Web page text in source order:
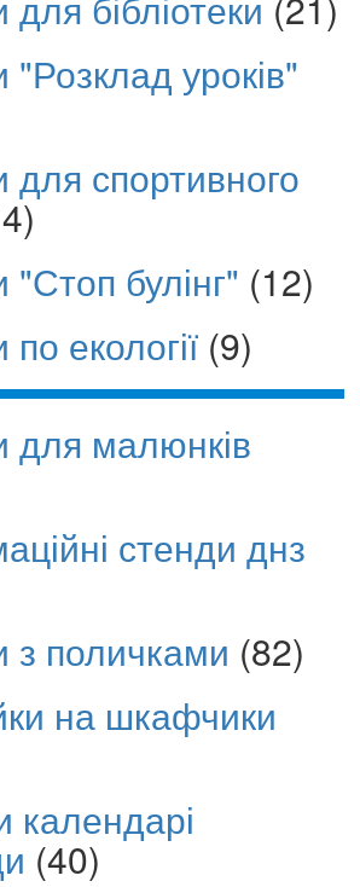
уроків"
спортивного
булінг" (12)
екології (9)
для малюнків
стенди днз
з поличками (82)
на шкафчики
календарі
(40)